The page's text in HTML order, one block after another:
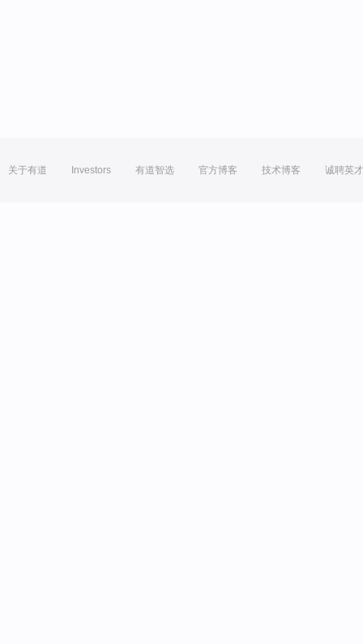
关于有道 Investors 有道智选 官方博客 技术博客 诚聘英才